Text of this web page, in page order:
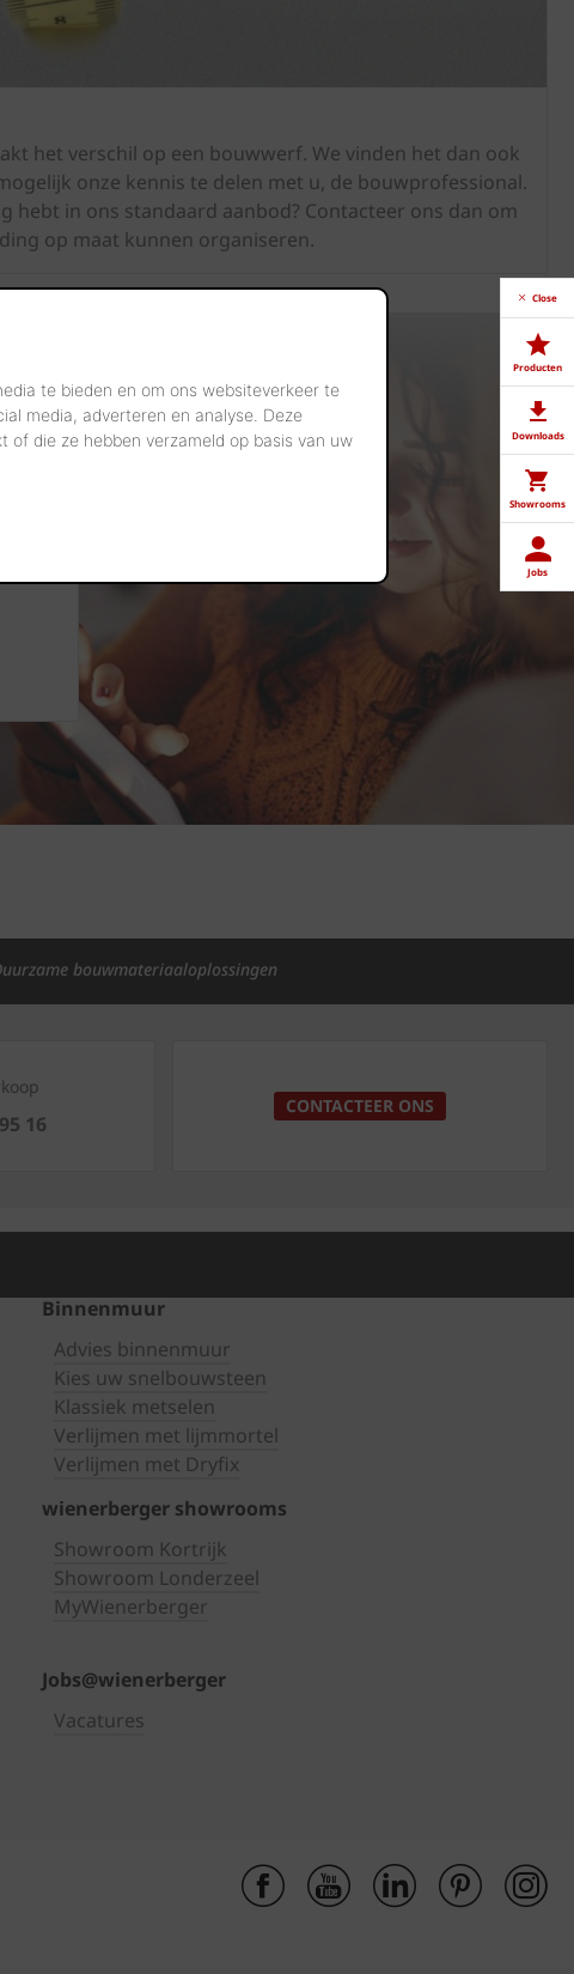
te bieden en om ons websiteverkeer te
media, adverteren en analyse. Deze
die ze hebben verzameld op basis van uw
het verschil op een bouwwerf. We vinden het dan ook
onze kennis te delen met u, de bouwprofessional.
hebt in ons standaard aanbod? Contacteer ons dan om
op maat kunnen organiseren.
Close
Producten
Downloads
Showrooms
Jobs
bouwmateriaaloplossingen
16
CONTACTEER ONS
Binnenmuur
Advies binnenmuur
Kies uw snelbouwsteen
Klassiek metselen
Verlijmen met lijmmortel
Verlijmen met Dryfix
wienerberger showrooms
Showroom Kortrijk
Showroom Londerzeel
MyWienerberger
Jobs@wienerberger
Vacatures